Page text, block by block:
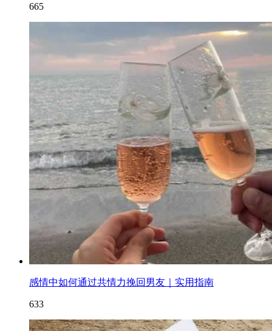
665
感情中如何通过共情力挽回男友｜实用指南
633